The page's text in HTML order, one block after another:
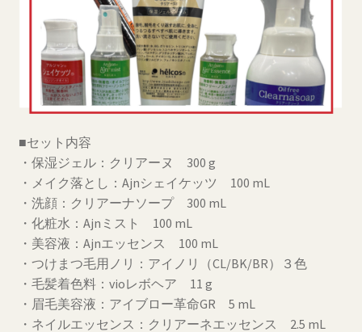
■セット内容
・保湿ジェル：クリアーヌ 300 g
・メイク落とし：Ajnシェイケッツ 100 mL
・洗顔：クリアーナソープ 300 mL
・化粧水：Ajnミスト 100 mL
・美容液：Ajnエッセンス 100 mL
・つけまつ毛用ノリ：アイノリ（CL/BK/BR）３色
・毛髪着色料：vioレボヘア 11 g
・眉毛美容液：アイブロー革命GR 5 mL
・ネイルエッセンス：クリアーネエッセンス 2.5 mL